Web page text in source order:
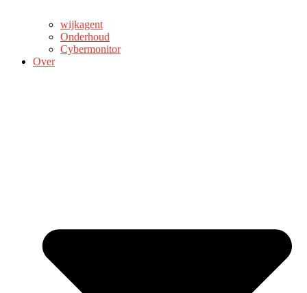
wijkagent
Onderhoud
Cybermonitor
Over